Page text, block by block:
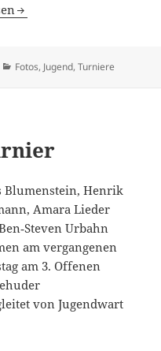
in der KGS
Kategorien
Fotos, Jugend,Turniere
Blumenstein, Henrik
Amara Lieder
Urbahn
am vergangenen
am 3. Offenen
von Jugendwart